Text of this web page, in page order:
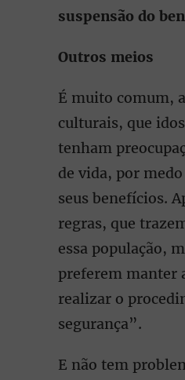
suspensão do
Outros meios
É muito comum,
culturais, que
tenham
de vida, por
seus benefícios.
regras, que
essa população,
preferem manter
realizar o
segurança”.
E não tem